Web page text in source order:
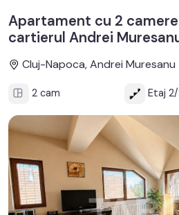
Apartament cu 2
cartierul Andrei
Cluj-Napoca, Andrei Muresanu
2 cam Etaj